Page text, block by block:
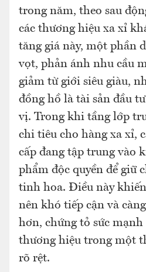
trong năm, theo sau
các thương hiệu xa xỉ
tăng giá này, một phần
vọt, phản ánh nhu cầu
giảm từ giới siêu giàu,
đồng hồ là tài sản đầu
vị. Trong khi tầng lớp
chi tiêu cho hàng xa xỉ,
cấp đang tập trung vào
phẩm độc quyền để giữ
tinh hoa. Điều này
nên khó tiếp cận và
hơn, chứng tỏ sức
thương hiệu trong một
rõ rệt.